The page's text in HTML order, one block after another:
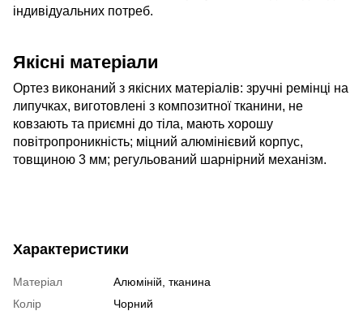
індивідуальних потреб.
Якісні матеріали
Ортез виконаний з якісних матеріалів: зручні ремінці на
липучках, виготовлені з композитної тканини, не
ковзають та приємні до тіла, мають хорошу
повітропроникність; міцний алюмінієвий корпус,
товщиною 3 мм; регульований шарнірний механізм.
Характеристики
Матеріал
Алюміній, тканина
Колір
Чорний